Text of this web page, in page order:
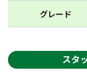
グレード
スタ